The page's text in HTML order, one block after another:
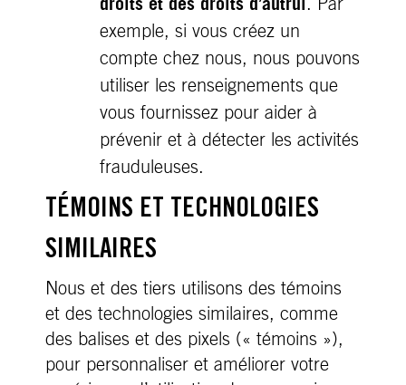
. Par
exemple, si vous créez un
compte chez nous, nous pouvons
utiliser les renseignements que
vous fournissez pour aider à
prévenir et à détecter les activités
frauduleuses.
TÉMOINS ET TECHNOLOGIES
SIMILAIRES
Nous et des tiers utilisons des témoins
et des technologies similaires, comme
des balises et des pixels (« témoins »),
pour personnaliser et améliorer votre